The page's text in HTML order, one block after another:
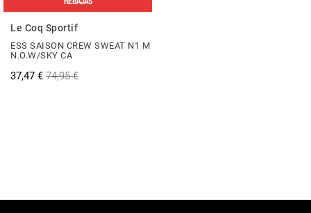
Le Coq Sportif
ESS SAISON CREW SWEAT N1 M
N.O.W/SKY CA
37,47 € 74,95 €